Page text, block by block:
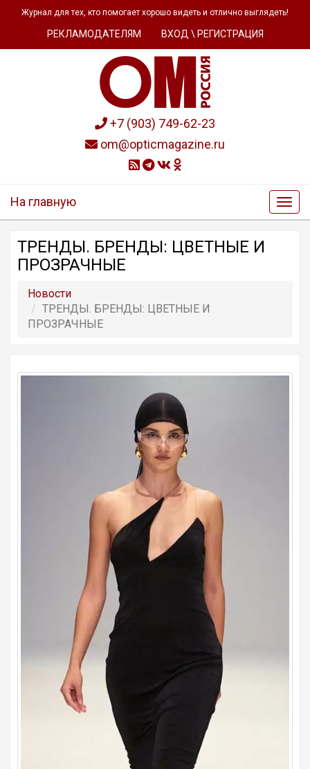
Журнал для тех, кто помогает хорошо видеть и отлично выглядеть!
РЕКЛАМОДАТЕЛЯМ ВХОД \ РЕГИСТРАЦИЯ
+7 (903) 749-62-23
om@opticmagazine.ru
На главную
ТРЕНДЫ. БРЕНДЫ: ЦВЕТНЫЕ И
ПРОЗРАЧНЫЕ
Новости
ТРЕНДЫ. БРЕНДЫ: ЦВЕТНЫЕ И
ПРОЗРАЧНЫЕ